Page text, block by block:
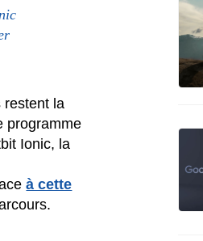
restent la
programme
Ionic, la
à cette